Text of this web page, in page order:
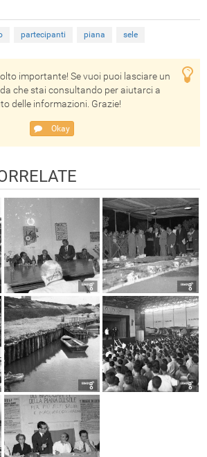
partecipanti piana sele
importante! Se vuoi puoi lasciare un
che stai consultando per aiutarci a
delle informazioni. Grazie!
Okay